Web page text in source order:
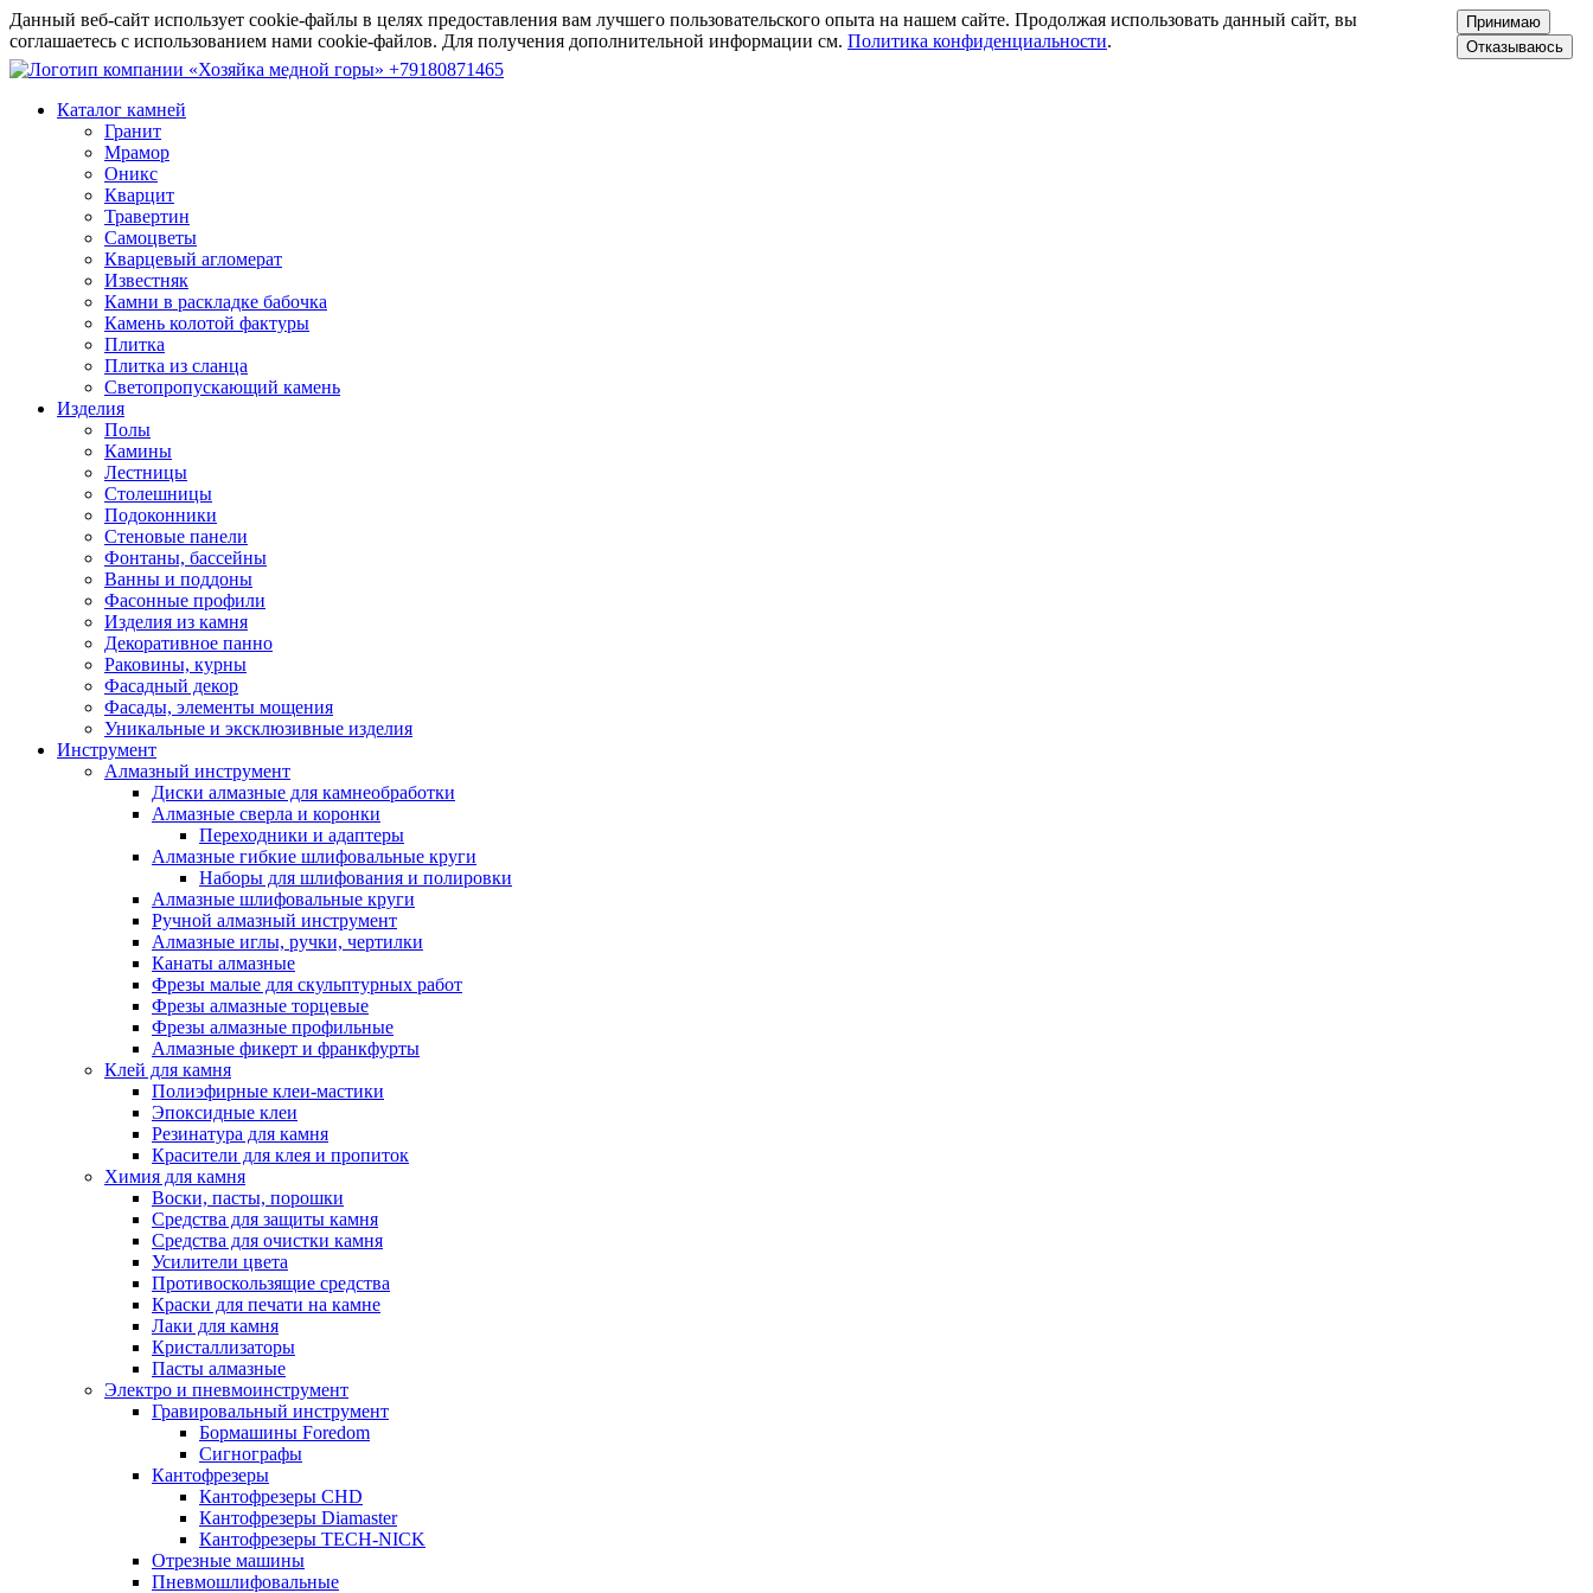
Данный веб-сайт использует cookie-файлы в целях предоставления вам лучшего пользовательского опыта на нашем сайте. Продолжая использовать данный сайт, вы
соглашаетесь с использованием нами cookie-файлов. Для получения дополнительной информации см. Политика конфиденциальности.
Принимаю
Отказываюсь
+79180871465
Каталог камней
Гранит
Мрамор
Оникс
Кварцит
Травертин
Самоцветы
Кварцевый агломерат
Известняк
Камни в раскладке бабочка
Камень колотой фактуры
Плитка
Плитка из сланца
Светопропускающий камень
Изделия
Полы
Камины
Лестницы
Столешницы
Подоконники
Стеновые панели
Фонтаны, бассейны
Ванны и поддоны
Фасонные профили
Изделия из камня
Декоративное панно
Раковины, курны
Фасадный декор
Фасады, элементы мощения
Уникальные и эксклюзивные изделия
Инструмент
Алмазный инструмент
Диски алмазные для камнеобработки
Алмазные сверла и коронки
Переходники и адаптеры
Алмазные гибкие шлифовальные круги
Наборы для шлифования и полировки
Алмазные шлифовальные круги
Ручной алмазный инструмент
Алмазные иглы, ручки, чертилки
Канаты алмазные
Фрезы малые для скульптурных работ
Фрезы алмазные торцевые
Фрезы алмазные профильные
Алмазные фикерт и франкфурты
Клей для камня
Полиэфирные клеи-мастики
Эпоксидные клеи
Резинатура для камня
Красители для клея и пропиток
Химия для камня
Воски, пасты, порошки
Средства для защиты камня
Средства для очистки камня
Усилители цвета
Противоскользящие средства
Краски для печати на камне
Лаки для камня
Кристаллизаторы
Пасты алмазные
Электро и пневмоинструмент
Гравировальный инструмент
Бормашины Foredom
Сигнографы
Кантофрезеры
Кантофрезеры CHD
Кантофрезеры Diamaster
Кантофрезеры TECH-NICK
Отрезные машины
Пневмошлифовальные